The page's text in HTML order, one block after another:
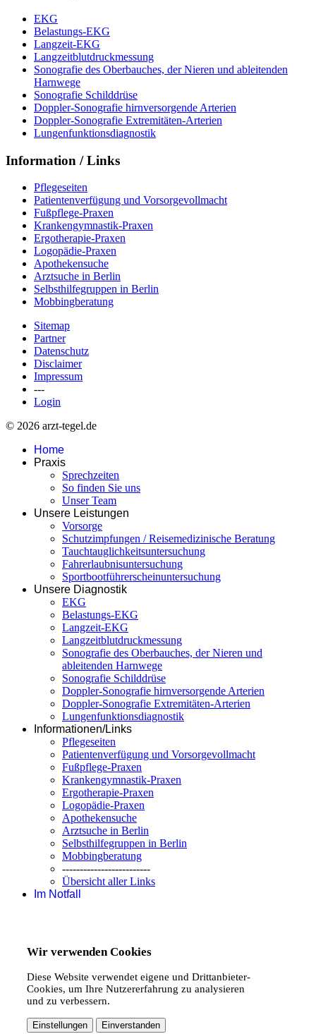
EKG
Belastungs-EKG
Langzeit-EKG
Langzeitblutdruckmessung
Sonografie des Oberbauches, der Nieren und ableitenden
Harnwege
Sonografie Schilddrüse
Doppler-Sonografie hirnversorgende Arterien
Doppler-Sonografie Extremitäten-Arterien
Lungenfunktionsdiagnostik
Information / Links
Pflegeseiten
Patientenverfügung und Vorsorgevollmacht
Fußpflege-Praxen
Krankengymnastik-Praxen
Ergotherapie-Praxen
Logopädie-Praxen
Apothekensuche
Arztsuche in Berlin
Selbsthilfegruppen in Berlin
Mobbingberatung
Sitemap
Partner
Datenschutz
Disclaimer
Impressum
---
Login
© 2026 arzt-tegel.de
Home
Praxis
Sprechzeiten
So finden Sie uns
Unser Team
Unsere Leistungen
Vorsorge
Schutzimpfungen / Reisemedizinische Beratung
Tauchtauglichkeitsuntersuchung
Fahrerlaubnisuntersuchung
Sportbootführerscheinuntersuchung
Unsere Diagnostik
EKG
Belastungs-EKG
Langzeit-EKG
Langzeitblutdruckmessung
Sonografie des Oberbauches, der Nieren und
ableitenden Harnwege
Sonografie Schilddrüse
Doppler-Sonografie hirnversorgende Arterien
Doppler-Sonografie Extremitäten-Arterien
Lungenfunktionsdiagnostik
Informationen/Links
Pflegeseiten
Patientenverfügung und Vorsorgevollmacht
Fußpflege-Praxen
Krankengymnastik-Praxen
Ergotherapie-Praxen
Logopädie-Praxen
Apothekensuche
Arztsuche in Berlin
Selbsthilfegruppen in Berlin
Mobbingberatung
-------------------------
Übersicht aller Links
Im Notfall
Wir verwenden Cookies
Diese Website verwendet eigene und Drittanbieter-
Cookies, um Ihre Nutzererfahrung zu analysieren
und zu verbessern.
Einstellungen Einverstanden